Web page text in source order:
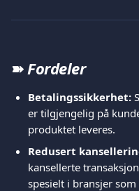
➽ Fordeler
Betalingssikkerhet:
er tilgjengelig på
produktet leveres.
Redusert
kansellerte
spesielt i bransjer